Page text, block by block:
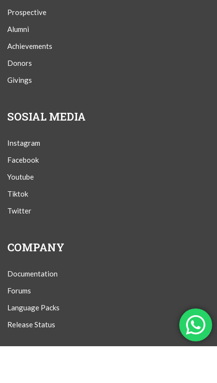
Prospective
Alumni
Achievements
Donors
Givings
SOSIAL MEDIA
Instagram
Facebook
Youtube
Tiktok
Twitter
COMPANY
Documentation
Forums
Language Packs
Release Status